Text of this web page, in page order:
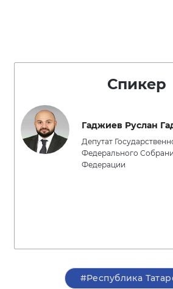
Спикер
Гаджиев Руслан
Депутат
Федерального
Федерации
#Республика